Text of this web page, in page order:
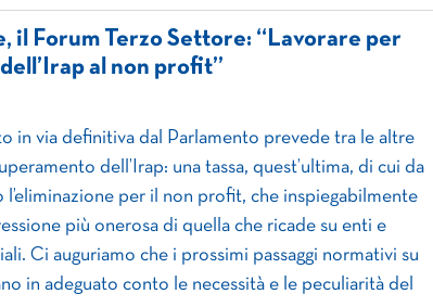
il Forum Terzo Settore: “Lavorare per
al non profit”
in via definitiva dal Parlamento prevede tra le altre
dell’Irap: una tassa, quest’ultima, di cui da
per il non profit, che inspiegabilmente
più onerosa di quella che ricade su enti e
Ci auguriamo che i prossimi passaggi normativi su
in adeguato conto le necessità e le peculiarità del